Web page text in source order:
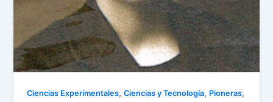
Ciencias Experimentales,Ciencias y Tecnología, Pioneras,